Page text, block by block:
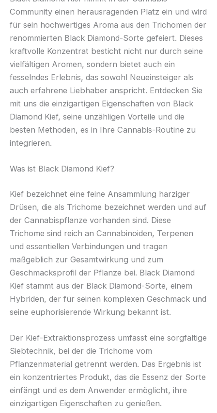
Community einen herausragenden Platz ein und wird
für sein hochwertiges Aroma aus den Trichomen der
renommierten Black Diamond-Sorte gefeiert. Dieses
kraftvolle Konzentrat besticht nicht nur durch seine
vielfältigen Aromen, sondern bietet auch ein
fesselndes Erlebnis, das sowohl Neueinsteiger als
auch erfahrene Liebhaber anspricht. Entdecken Sie
mit uns die einzigartigen Eigenschaften von Black
Diamond Kief, seine unzähligen Vorteile und die
besten Methoden, es in Ihre Cannabis-Routine zu
integrieren.
Was ist Black Diamond Kief?
Kief bezeichnet eine feine Ansammlung harziger
Drüsen, die als Trichome bezeichnet werden und auf
der Cannabispflanze vorhanden sind. Diese
Trichome sind reich an Cannabinoiden, Terpenen
und essentiellen Verbindungen und tragen
maßgeblich zur Gesamtwirkung und zum
Geschmacksprofil der Pflanze bei. Black Diamond
Kief stammt aus der Black Diamond-Sorte, einem
Hybriden, der für seinen komplexen Geschmack und
seine euphorisierende Wirkung bekannt ist.
Der Kief-Extraktionsprozess umfasst eine sorgfältige
Siebtechnik, bei der die Trichome vom
Pflanzenmaterial getrennt werden. Das Ergebnis ist
ein konzentriertes Produkt, das die Essenz der Sorte
einfängt und es dem Anwender ermöglicht, ihre
einzigartigen Eigenschaften zu genießen.